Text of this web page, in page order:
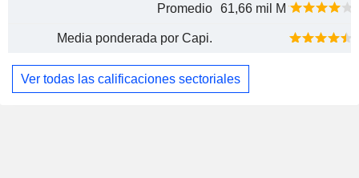
Promedio 61,66 mil M
Media ponderada por Capi.
Ver todas las calificaciones sectoriales